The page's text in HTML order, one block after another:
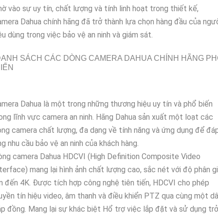
vào sự uy tín, chất lượng và tính linh hoạt trong thiết kế,
Dahua chính hãng đã trở thành lựa chọn hàng đầu của
dùng trong việc bảo vệ an ninh và giám sát.
SÁCH CÁC DÒNG CAMERA DAHUA CHÍNH HÃNG
Dahua là một trong những thương hiệu uy tín và phổ biến
lĩnh vực camera an ninh. Hãng Dahua sản xuất một loạt các
camera chất lượng, đa dạng về tính năng và ứng dụng để
nhu cầu bảo vệ an ninh của khách hàng.
camera Dahua HDCVI (High Definition Composite Video
mang lại hình ảnh chất lượng cao, sắc nét với độ phân
đến 4K. Được tích hợp công nghệ tiên tiến, HDCVI cho phép
tín hiệu video, âm thanh và điều khiển PTZ qua cùng một
đồng. Mang lại sự khác biệt Hổ trợ việc lắp đặt và sử dụng trở